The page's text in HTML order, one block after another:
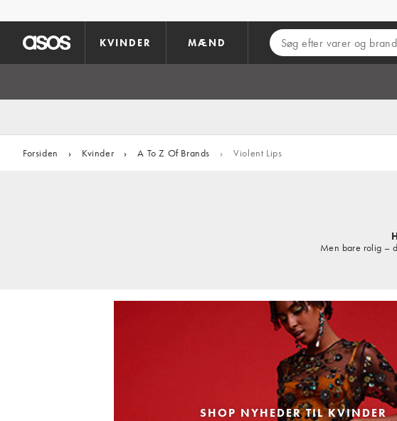
KVINDER MÆND
Forsiden › Kvinder › A To Z Of Brands › Violent Lips
Men bare rolig –
SHOP NYHEDER TIL KVINDER